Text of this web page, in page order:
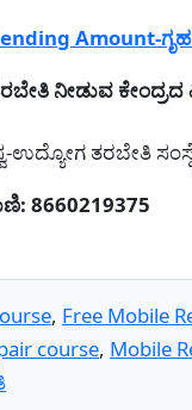
Amount-
ನೀಡುವ ಕೇಂದ್ರದ
ತರಬೇತಿ
8660219375
, Free Mobile
course, Mobile